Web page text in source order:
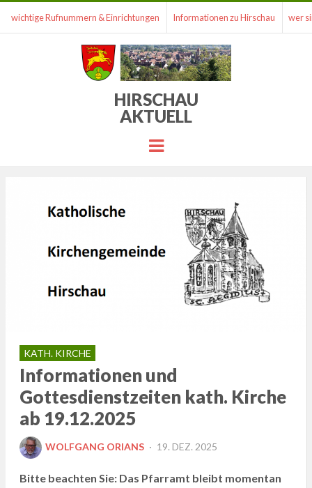
wichtige Rufnummern & Einrichtungen Informationen zu Hirschau wer
HIRSCHAU
AKTUELL
Menu
KATH. KIRCHE
Informationen und
Gottesdienstzeiten kath. Kirche
ab 19.12.2025
WOLFGANG ORIANS
POSTED
19. DEZ. 2025
Bitte beachten Sie: Das Pfarramt bleibt momentan